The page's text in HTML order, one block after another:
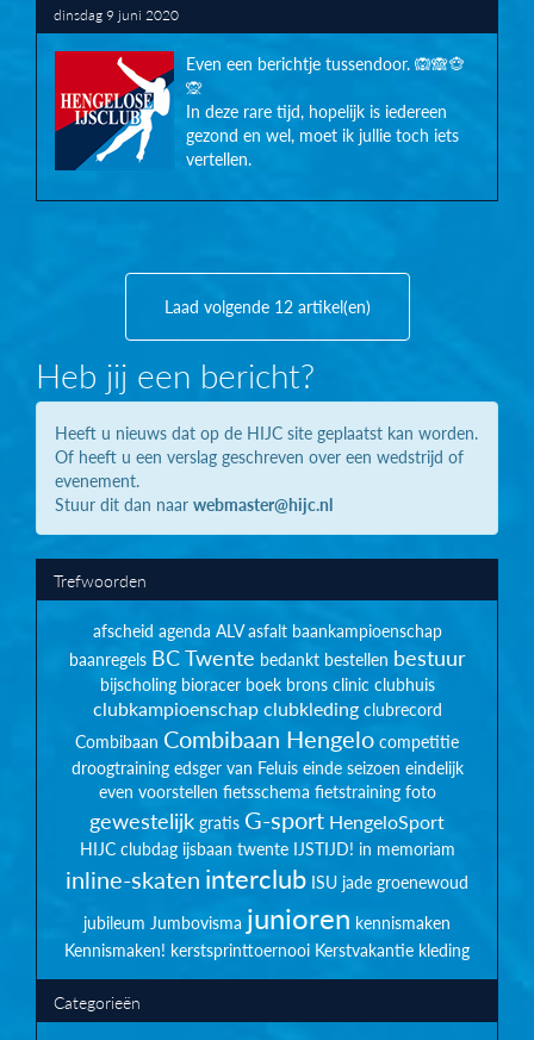
dinsdag 9 juni 2020
Even een berichtje tussendoor. 🙉🙈🐵
🙊
In deze rare tijd, hopelijk is iedereen
gezond en wel, moet ik jullie toch iets
vertellen.
Laad volgende 12 artikel(en)
Heb jij een bericht?
Heeft u nieuws dat op de HIJC site geplaatst kan worden.
Of heeft u een verslag geschreven over een wedstrijd of
evenement.
Stuur dit dan naar webmaster@hijc.nl
Trefwoorden
afscheid agenda ALV asfalt baankampioenschap
baanregels BC Twente bedankt bestellen bestuur
bijscholing bioracer boek brons clinic clubhuis
clubkampioenschapclubkleding clubrecord
Combibaan Combibaan Hengelo competitie
droogtraining edsger van Feluis einde seizoen eindelijk
even voorstellen fietsschema fietstraining foto
gewestelijk gratis G-sport HengeloSport
HIJC clubdag ijsbaan twente IJSTIJD! in memoriam
inline-skaten interclub ISU jade groenewoud
jubileum Jumbovisma junioren kennismaken
Kennismaken! kerstsprinttoernooi Kerstvakantie kleding
Categorieën